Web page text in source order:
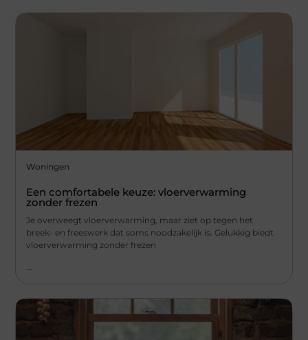
Woningen
Een comfortabele keuze: vloerverwarming
zonder frezen
Je overweegt vloerverwarming, maar ziet op tegen het
breek- en freeswerk dat soms noodzakelijk is. Gelukkig biedt
vloerverwarming zonder frezen
...